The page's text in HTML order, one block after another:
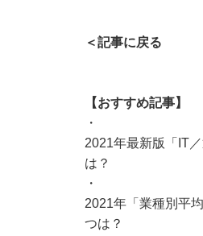
＜記事に戻る
【おすすめ記事】
・
2021年最新版「IT
は？
・
2021年「業種別平
つは？